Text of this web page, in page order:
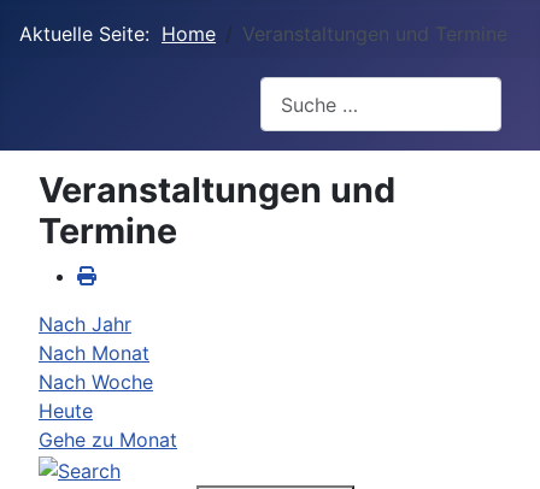
Aktuelle Seite: Home Veranstaltungen und Termine
Veranstaltungen und
Termine
Nach Jahr
Nach Monat
Nach Woche
Heute
Gehe zu Monat